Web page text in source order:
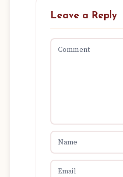
Leave a Reply